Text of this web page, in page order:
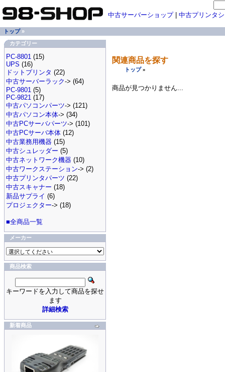
関連商品を探す
トップ»
商品が見つかりません...
中古サーバーショップ| 中古プリンタ
トップ»
カテゴリー
PC-8801 (15)
UPS (16)
ドットプリンタ (22)
中古サーバーラック-> (64)
PC-9801 (5)
PC-9821 (17)
中古パソコンパーツ-> (121)
中古パソコン本体-> (34)
中古PCサーバパーツ-> (101)
中古PCサーバ本体 (12)
中古業務用機器 (15)
中古シュレッダー (5)
中古ネットワーク機器 (10)
中古ワークステーション-> (2)
中古プリンタパーツ (22)
中古スキャナー (18)
新品サプライ (6)
プロジェクター-> (18)
■全商品一覧
メーカー
商品検索
キーワードを入力して商品を探せ
ます
詳細検索
新着商品